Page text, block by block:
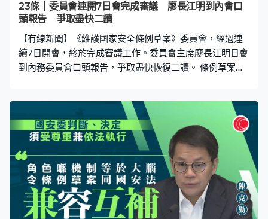
23條｜委員會連開7日會完成審議 廖長江明到內會口
頭報告 爭取盡快二讀
【有線新聞】《維護國家安全條例草案》委員會，經過連
續7日開會，終於完成審議工作。委員會主席廖長江明日會
到內務委員會口頭報告，爭取盡快恢復二讀。 條例草案在
22次會議，討論超過43小時後，完成審議條例及政府提出
的修正案。律政司司長林定國形容，立法工作更接近終
點。律政司司長林定國：「我希望強調，我們不單止要盡
快提交遲交了27年的「功課」，所交的「功課」亦必須，
一份嚴格按照立法程序的高質量，可以得到高分數的作
品。盡早三讀通過維護國家安全條例，立法後香港維護國
家安全的缺口，可以得到修補。」 法案委員會主席廖長江
指，過去七日審議中，各委員提出過千條提問，讚揚大家